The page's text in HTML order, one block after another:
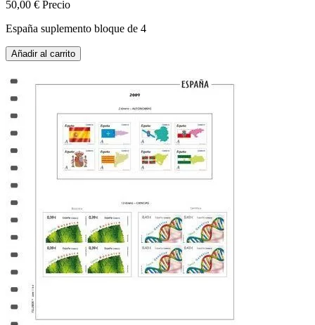
50,00 € Precio
España suplemento bloque de 4
Añadir al carrito